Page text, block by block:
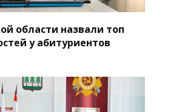
области назвали топ
у абитуриентов